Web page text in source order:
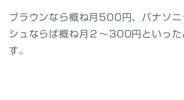
ブラウンなら概ね月500円、パナソニ
シュならば概ね月２～300円といった
す。